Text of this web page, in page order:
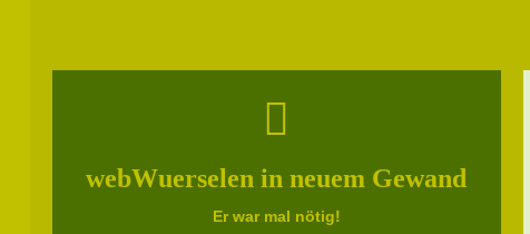
webWuerselen in neuem Gewand
Er war mal nötig!